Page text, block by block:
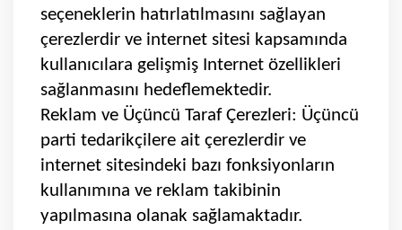
seçeneklerin hatırlatılmasını sağlayan
çerezlerdir ve internet sitesi kapsamında
kullanıcılara gelişmiş Internet özellikleri
sağlanmasını hedeflemektedir.
Reklam ve Üçüncü Taraf Çerezleri: Üçüncü
parti tedarikçilere ait çerezlerdir ve
internet sitesindeki bazı fonksiyonların
kullanımına ve reklam takibinin
yapılmasına olanak sağlamaktadır.